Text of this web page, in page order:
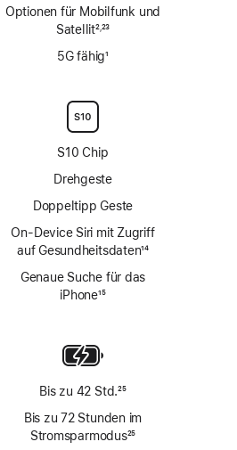
Optionen für Mobilfunk und
Satellit2,23
5G fähig1
S10 Chip
Drehgeste
Doppeltipp Geste
On‑Device Siri mit Zugriff
auf Gesundheitsdaten14
Genaue Suche für das
iPhone15
Bis zu 42 Std.25
Bis zu 72 Stunden im
Stromsparmodus25